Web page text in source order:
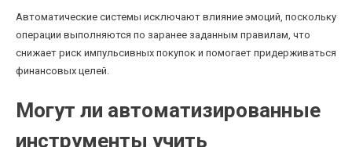
Автоматические системы исключают влияние эмоций, поскольку
операции выполняются по заранее заданным правилам, что
снижает риск импульсивных покупок и помогает придерживаться
финансовых целей.
Могут ли автоматизированные
инструменты учить